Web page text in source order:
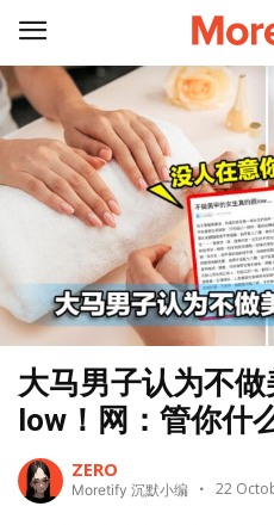
大马男子认为不
low！网：管你什
ZERO
Moretify 沉默小编 22